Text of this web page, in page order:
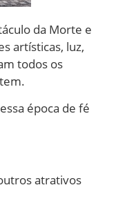
da Morte e
artísticas, luz,
todos os
época de fé
atrativos